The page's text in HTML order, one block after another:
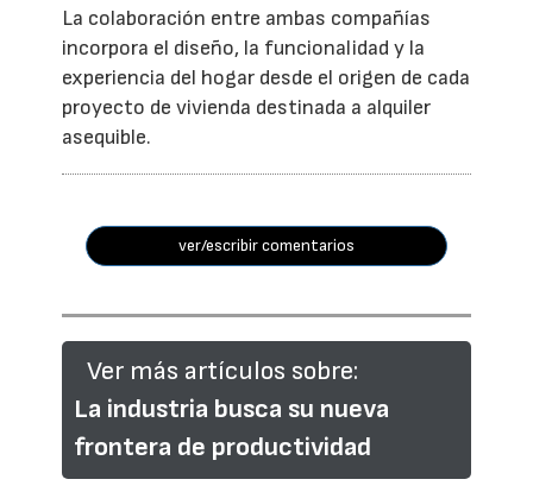
La colaboración entre ambas compañías
incorpora el diseño, la funcionalidad y la
experiencia del hogar desde el origen de cada
proyecto de vivienda destinada a alquiler
asequible.
ver/escribir comentarios
Ver más artículos sobre:
La industria busca su nueva
frontera de productividad